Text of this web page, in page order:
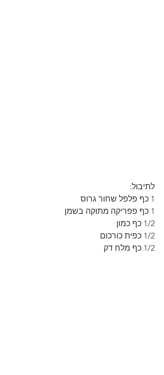
לתיבול:
1 כף פלפל שחור גרוס
1 כף פפריקה מתוקה בשמן
1/2 כף כמון
1/2 כפית כורכום
1/2 כף מלח דק